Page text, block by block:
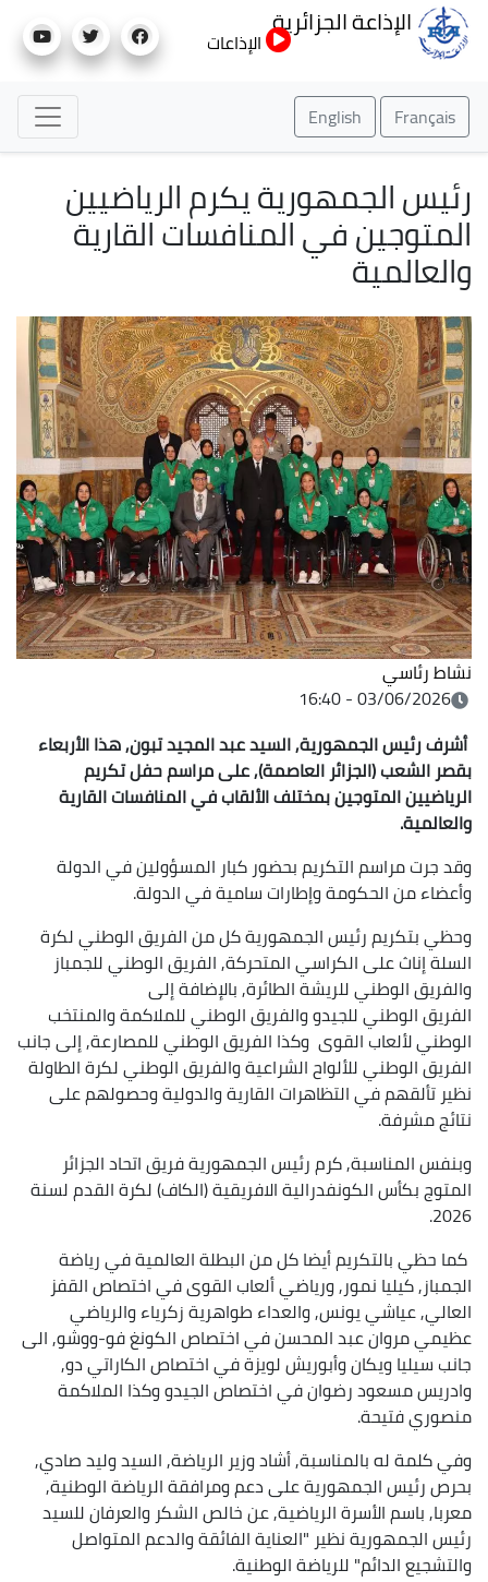
إلى
الإذاعة الجزائرية
الإذاعات
Français
English
رئيس الجمهورية يكرم الرياضيين
المتوجين في المنافسات القارية
والعالمية
نشاط رئاسي
03/06/2026 - 16:40
أشرف رئيس الجمهورية, السيد عبد المجيد تبون, هذا الأربعاء
بقصر الشعب (الجزائر العاصمة), على مراسم حفل تكريم
الرياضيين المتوجين بمختلف الألقاب في المنافسات القارية
والعالمية.
وقد جرت مراسم التكريم بحضور كبار المسؤولين في الدولة
وأعضاء من الحكومة وإطارات سامية في الدولة.
وحظي بتكريم رئيس الجمهورية كل من الفريق الوطني لكرة
السلة إناث على الكراسي المتحركة, الفريق الوطني للجمباز
والفريق الوطني للريشة الطائرة, بالإضافة إلى
الفريق الوطني للجيدو والفريق الوطني للملاكمة والمنتخب
الوطني لألعاب القوى وكذا الفريق الوطني للمصارعة, إلى جانب
الفريق الوطني للألواح الشراعية والفريق الوطني لكرة الطاولة
نظير تألقهم في التظاهرات القارية والدولية وحصولهم على
نتائج مشرفة.
وبنفس المناسبة, كرم رئيس الجمهورية فريق اتحاد الجزائر
المتوج بكأس الكونفدرالية الافريقية (الكاف) لكرة القدم لسنة
2026.
كما حظي بالتكريم أيضا كل من البطلة العالمية في رياضة
الجمباز, كيليا نمور, ورياضي ألعاب القوى في اختصاص القفز
العالي, عياشي يونس, والعداء طواهرية زكرياء والرياضي
عظيمي مروان عبد المحسن في اختصاص الكونغ فو-ووشو, الى
جانب سيليا ويكان وأبوريش لويزة في اختصاص الكاراتي دو,
وادريس مسعود رضوان في اختصاص الجيدو وكذا الملاكمة
منصوري فتيحة.
وفي كلمة له بالمناسبة, أشاد وزير الرياضة, السيد وليد صادي,
بحرص رئيس الجمهورية على دعم ومرافقة الرياضة الوطنية,
معربا, باسم الأسرة الرياضية, عن خالص الشكر والعرفان للسيد
رئيس الجمهورية نظير "العناية الفائقة والدعم المتواصل
والتشجيع الدائم" للرياضة الوطنية.